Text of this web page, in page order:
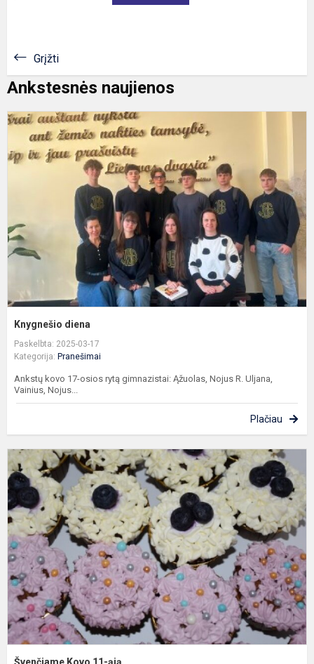
Grįžti
Ankstesnės naujienos
Knygnešio diena
Paskelbta: 2025-03-17
Kategorija: Pranešimai
Ankstų kovo 17-osios rytą gimnazistai: Ąžuolas, Nojus R. Uljana,
Vainius, Nojus...
Plačiau